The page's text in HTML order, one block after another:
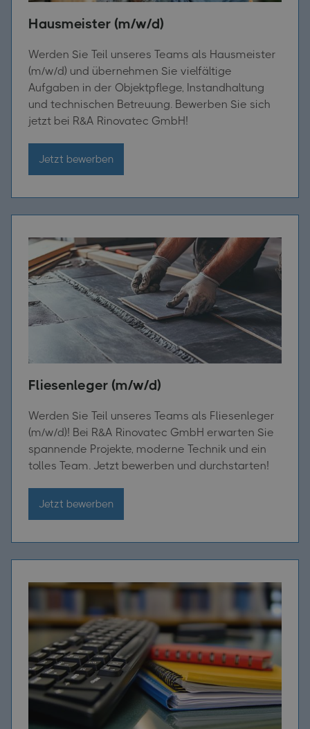
Hausmeister (m/w/d)
Werden Sie Teil unseres Teams als Hausmeister
(m/w/d) und übernehmen Sie vielfältige
Aufgaben in der Objektpflege, Instandhaltung
und technischen Betreuung. Bewerben Sie sich
jetzt bei R&A Rinovatec GmbH!
Jetzt bewerben
Fliesenleger (m/w/d)
Werden Sie Teil unseres Teams als Fliesenleger
(m/w/d)! Bei R&A Rinovatec GmbH erwarten Sie
spannende Projekte, moderne Technik und ein
tolles Team. Jetzt bewerben und durchstarten!
Jetzt bewerben